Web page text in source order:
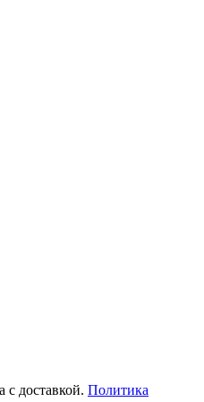
с доставкой. Политика